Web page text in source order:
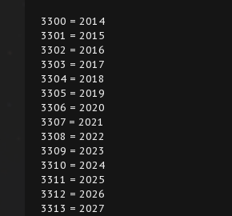
3300 = 2014
3301 = 2015
3302 = 2016
3303 = 2017
3304 = 2018
3305 = 2019
3306 = 2020
3307 = 2021
3308 = 2022
3309 = 2023
3310 = 2024
3311 = 2025
3312 = 2026
3313 = 2027